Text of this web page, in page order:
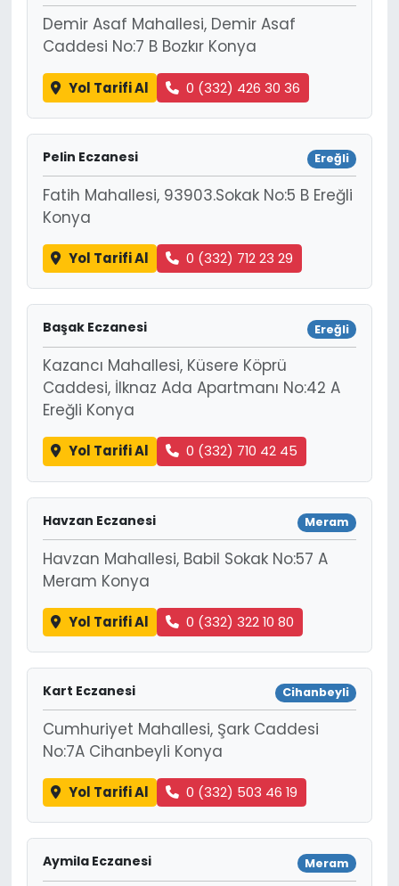
Demir Asaf Mahallesi, Demir Asaf
Caddesi No:7 B Bozkır Konya
Yol Tarifi Al 0 (332) 426 30 36
Pelin Eczanesi Ereğli
Fatih Mahallesi, 93903.Sokak No:5 B Ereğli
Konya
Yol Tarifi Al 0 (332) 712 23 29
Başak Eczanesi Ereğli
Kazancı Mahallesi, Küsere Köprü
Caddesi, İlknaz Ada Apartmanı No:42 A
Ereğli Konya
Yol Tarifi Al 0 (332) 710 42 45
Havzan Eczanesi Meram
Havzan Mahallesi, Babil Sokak No:57 A
Meram Konya
Yol Tarifi Al 0 (332) 322 10 80
Kart Eczanesi Cihanbeyli
Cumhuriyet Mahallesi, Şark Caddesi
No:7A Cihanbeyli Konya
Yol Tarifi Al 0 (332) 503 46 19
Aymila Eczanesi Meram